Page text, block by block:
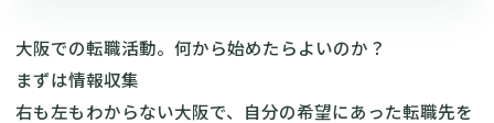
大阪での転職活動。何から始めたらよいのか？
まずは情報収集
右も左もわからない大阪で、自分の希望にあった転職先を